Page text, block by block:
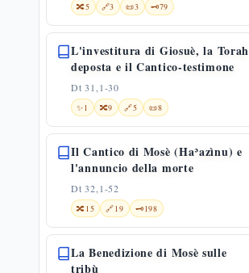
🔀5 🔗3 📜3 🗝️79
L'investitura di Giosuè, la Torah
deposta e il Cantico-testimone
Dt 31,1-30
✨1 🔀9 🔗5 📜8
Il Cantico di Mosè (Haʾazìnu) e
l'annuncio della morte
Dt 32,1-52
🔀15 🔗19 🗝️198
La Benedizione di Mosè sulle
tribù